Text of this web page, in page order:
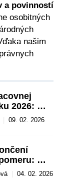
a povinností
osobitných
našim
2026:
pracovný
09. 02. 2026
04. 02. 2026